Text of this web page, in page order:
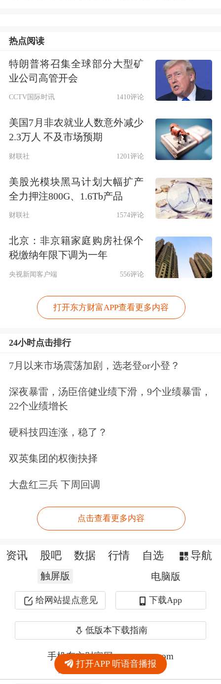
热点阅读
特朗普将召集全球部分大型矿
业公司高管开会
CCTV国际时讯 1410评论
美国7月非农就业人数意外减少
2.3万人 不及市场预期
财联社 1201评论
美股光模块黑马计划大幅扩产
全力押注800G、1.6Tb产品
财联社 1574评论
北京：非京籍家庭购房社保个
税缴纳年限下调为一年
央视新闻客户端 556评论
打开东方财富APP查看更多内容
24小时点击排行
7月以来市场震荡加剧，选老登or小登？
深夜暴雷，汤臣倍健业绩下滑，9个业绩暴雷，
22个业绩增长
硬科技四连涨，稳了？
双英集团的权衡抉择
大盘红三兵 下周回调
点击查看更多内容
打开APP 听语音播报
资讯 股吧 数据 行情 自选 导航
触屏版 电脑版
给网站提点意见 下载App
低版本下载指南
手机东方财富网 eastmoney.com
网站备案号:沪ICP备05006054号-11